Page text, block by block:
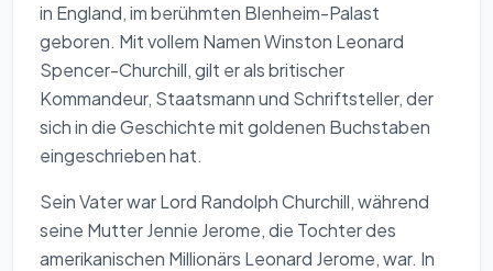
in England, im berühmten Blenheim-Palast
geboren. Mit vollem Namen Winston Leonard
Spencer-Churchill, gilt er als britischer
Kommandeur, Staatsmann und Schriftsteller, der
sich in die Geschichte mit goldenen Buchstaben
eingeschrieben hat.
Sein Vater war Lord Randolph Churchill, während
seine Mutter Jennie Jerome, die Tochter des
amerikanischen Millionärs Leonard Jerome, war. In